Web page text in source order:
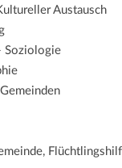
Austausch
Soziologie